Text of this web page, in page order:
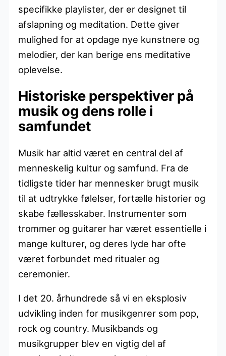
specifikke playlister, der er designet til
afslapning og meditation. Dette giver
mulighed for at opdage nye kunstnere og
melodier, der kan berige ens meditative
oplevelse.
Historiske perspektiver på
musik og dens rolle i
samfundet
Musik har altid været en central del af
menneskelig kultur og samfund. Fra de
tidligste tider har mennesker brugt musik
til at udtrykke følelser, fortælle historier og
skabe fællesskaber. Instrumenter som
trommer og guitarer har været essentielle i
mange kulturer, og deres lyde har ofte
været forbundet med ritualer og
ceremonier.
I det 20. århundrede så vi en eksplosiv
udvikling inden for musikgenrer som pop,
rock og country. Musikbands og
musikgrupper blev en vigtig del af